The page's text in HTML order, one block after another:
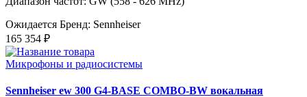
Ожидается Бренд: Sennheiser
165 354 ₽
Микрофоны и радиосистемы
Sennheiser ew 300 G4-BASE COMBO-BW вокальная